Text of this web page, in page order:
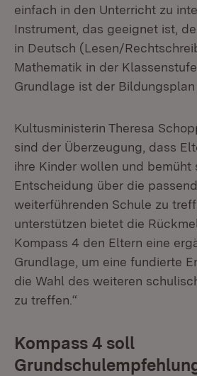
einfach in den Unterricht zu
Instrument, das geeignet ist,
in Deutsch (Lesen/
Mathematik in der
Grundlage ist der Bildungsplan
Kultusministerin Theresa
sind der Überzeugung, dass
ihre Kinder wollen und bemüht
Entscheidung über die
weiterführenden Schule zu
unterstützen bietet die
Kompass 4 den Eltern eine
Grundlage, um eine fundierte
die Wahl des weiteren
zu treffen.“
Kompass 4 soll